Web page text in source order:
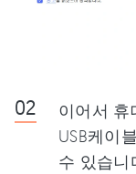
이어서 휴
USB케이
수 있습니